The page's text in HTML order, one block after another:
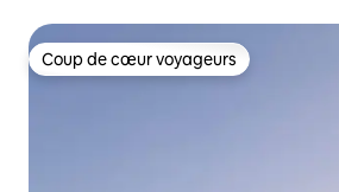
Coup de cœur voyageurs
Coup de cœur voyageurs